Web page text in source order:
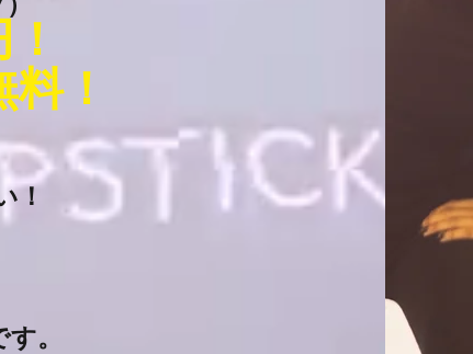
！
！
！
。